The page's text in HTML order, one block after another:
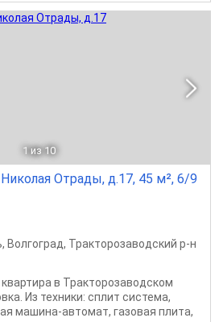
1 из 10
Отрады, д.17, 45 м², 6/9
, Волгоград, Тракторозаводский р-н
в Тракторозаводском
Из техники: сплит система,
машина-автомат, газовая плита,